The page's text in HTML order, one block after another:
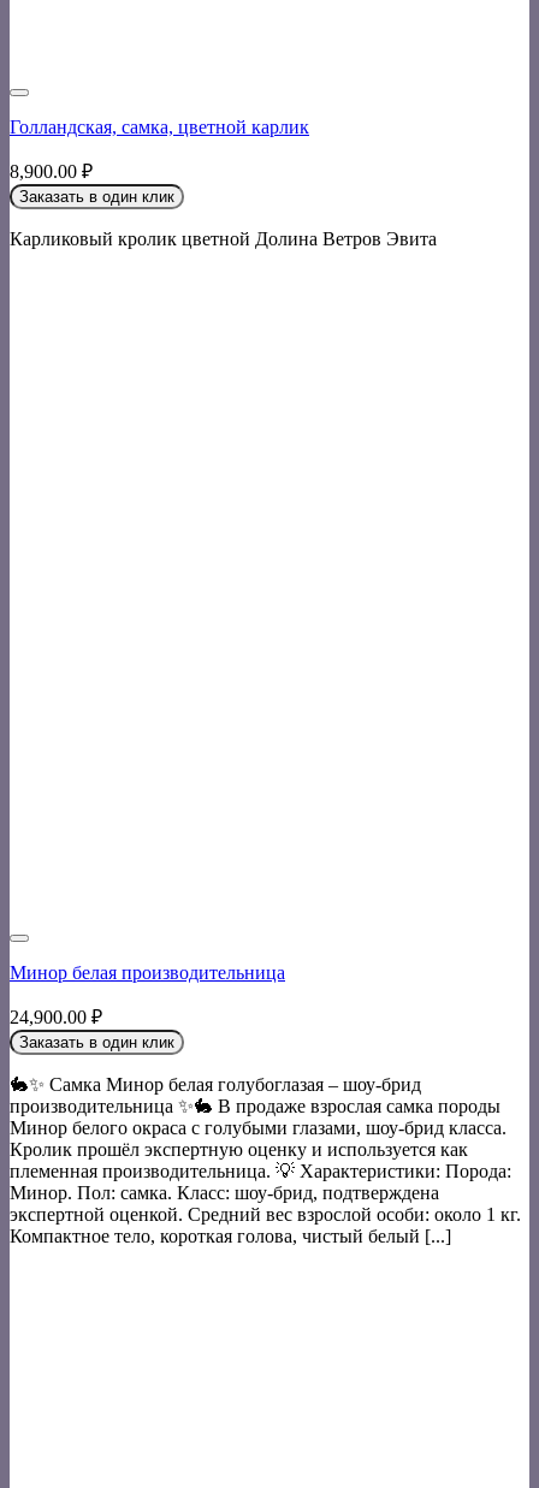
Голландская, самка, цветной карлик
8,900.00 ₽
Заказать в один клик
Карликовый кролик цветной Долина Ветров Эвита
Минор белая производительница
24,900.00 ₽
Заказать в один клик
🐇✨ Самка Минор белая голубоглазая – шоу-брид
производительница ✨🐇 В продаже взрослая самка породы
Минор белого окраса с голубыми глазами, шоу-брид класса.
Кролик прошёл экспертную оценку и используется как
племенная производительница. 💡 Характеристики: Порода:
Минор. Пол: самка. Класс: шоу-брид, подтверждена
экспертной оценкой. Средний вес взрослой особи: около 1 кг.
Компактное тело, короткая голова, чистый белый [...]